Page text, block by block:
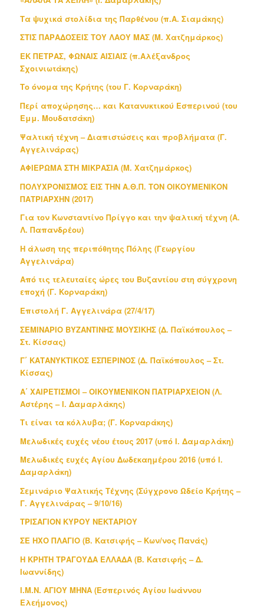
Τα ψυχικά στολίδια της Παρθένου (π.Α. Σιαμάκης)
ΣΤΙΣ ΠΑΡΑΔΟΣΕΙΣ ΤΟΥ ΛΑΟΥ ΜΑΣ (Μ. Χατζημάρκος)
ΕΚ ΠΕΤΡΑΣ, ΦΩΝΑΙΣ ΑΙΣΙΑΙΣ (π.Αλέξανδρος
Σχοινιωτάκης)
Το όνομα της Κρήτης (του Γ. Κορναράκη)
Περί αποχώρησης… και Κατανυκτικού Εσπερινού (του
Εμμ. Μουδατσάκη)
Ψαλτική τέχνη – Διαπιστώσεις και προβλήματα (Γ.
Αγγελινάρας)
ΑΦΙΕΡΩΜΑ ΣΤΗ ΜΙΚΡΑΣΙΑ (Μ. Χατζημάρκος)
ΠΟΛΥΧΡΟΝΙΣΜΟΣ ΕΙΣ ΤΗΝ Α.Θ.Π. ΤΟΝ ΟΙΚΟΥΜΕΝΙΚΟΝ
ΠΑΤΡΙΑΡΧΗΝ (2017)
Για τον Κωνσταντίνο Πρίγγο και την ψαλτική τέχνη (Α.
Λ. Παπανδρέου)
Η άλωση της περιπόθητης Πόλης (Γεωργίου
Αγγελινάρα)
Από τις τελευταίες ώρες του Βυζαντίου στη σύγχρονη
εποχή (Γ. Κορναράκη)
Επιστολή Γ. Αγγελινάρα (27/4/17)
ΣΕΜΙΝΑΡΙΟ ΒΥΖΑΝΤΙΝΗΣ ΜΟΥΣΙΚΗΣ (Δ. Παϊκόπουλος –
Στ. Κίσσας)
Γ΄ ΚΑΤΑΝΥΚΤΙΚΟΣ ΕΣΠΕΡΙΝΟΣ (Δ. Παϊκόπουλος – Στ.
Κίσσας)
Α΄ ΧΑΙΡΕΤΙΣΜΟΙ – ΟΙΚΟΥΜΕΝΙΚΟΝ ΠΑΤΡΙΑΡΧΕΙΟΝ (Λ.
Αστέρης – Ι. Δαμαρλάκης)
Τι είναι τα κόλλυβα; (Γ. Κορναράκης)
Μελωδικές ευχές νέου έτους 2017 (υπό Ι. Δαμαρλάκη)
Μελωδικές ευχές Αγίου Δωδεκαημέρου 2016 (υπό Ι.
Δαμαρλάκη)
Σεμινάριο Ψαλτικής Τέχνης (Σύγχρονο Ωδείο Κρήτης –
Γ. Αγγελινάρας – 9/10/16)
ΤΡΙΣΑΓΙΟΝ ΚΥΡΟΥ ΝΕΚΤΑΡΙΟΥ
ΣΕ ΗΧΟ ΠΛΑΓΙΟ (Β. Κατσιφής – Κων/νος Πανάς)
Η ΚΡΗΤΗ ΤΡΑΓΟΥΔΑ ΕΛΛΑΔΑ (Β. Κατσιφής – Δ.
Ιωαννίδης)
Ι.Μ.Ν. ΑΓΙΟΥ ΜΗΝΑ (Εσπερινός Αγίου Ιωάννου
Ελεήμονος)